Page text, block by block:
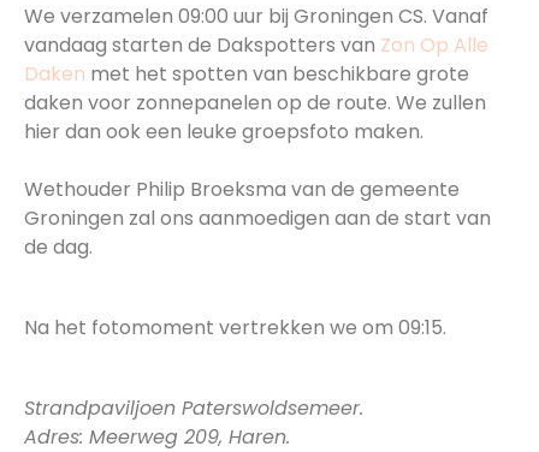
We verzamelen 09:00 uur bij Groningen CS. Vanaf
vandaag starten de Dakspotters van Zon Op Alle
Daken met het spotten van beschikbare grote
daken voor zonnepanelen op de route. We zullen
hier dan ook een leuke groepsfoto maken.
Wethouder Philip Broeksma van de gemeente
Groningen zal ons aanmoedigen aan de start van
de dag.
Na het fotomoment vertrekken we om 09:15.
Strandpaviljoen Paterswoldsemeer.
Adres: Meerweg 209, Haren.